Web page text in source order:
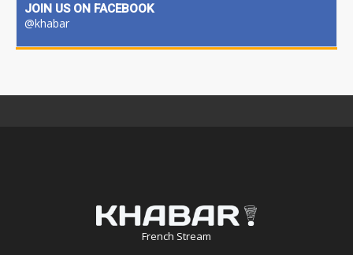
JOIN US ON FACEBOOK
@khabar
French Stream